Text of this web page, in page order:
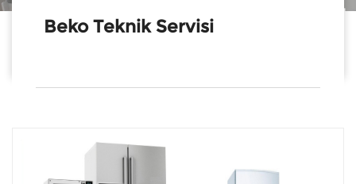
Beko Teknik Servisi